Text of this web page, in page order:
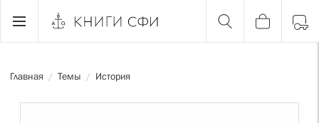
Главная / Темы / История